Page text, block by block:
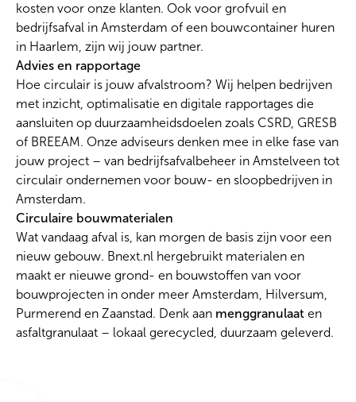
kosten voor onze klanten. Ook voor grofvuil en
bedrijfsafval in Amsterdam of een bouwcontainer huren
in Haarlem, zijn wij jouw partner.
Advies en rapportage
Hoe circulair is jouw afvalstroom? Wij helpen bedrijven
met inzicht, optimalisatie en digitale rapportages die
aansluiten op duurzaamheidsdoelen zoals CSRD, GRESB
of BREEAM. Onze adviseurs denken mee in elke fase van
jouw project – van bedrijfsafvalbeheer in Amstelveen tot
circulair ondernemen voor bouw- en sloopbedrijven in
Amsterdam.
Circulaire bouwmaterialen
Wat vandaag afval is, kan morgen de basis zijn voor een
nieuw gebouw. Bnext.nl hergebruikt materialen en
maakt er nieuwe grond- en bouwstoffen van voor
bouwprojecten in onder meer Amsterdam, Hilversum,
Purmerend en Zaanstad. Denk aan menggranulaat en
asfaltgranulaat – lokaal gerecycled, duurzaam geleverd.